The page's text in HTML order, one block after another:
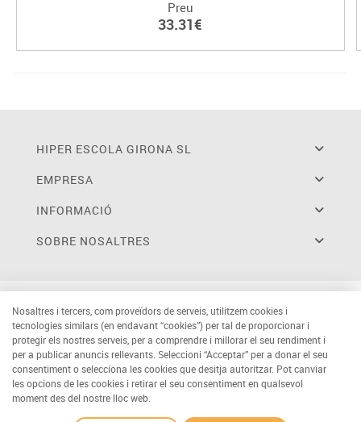
Preu
33.31€
HIPER ESCOLA GIRONA SL
EMPRESA
INFORMACIÓ
SOBRE NOSALTRES
Nosaltres i tercers, com proveïdors de serveis, utilitzem cookies i
tecnologies similars (en endavant “cookies”) per tal de proporcionar i
protegir els nostres serveis, per a comprendre i millorar el seu rendiment i
per a publicar anuncis rellevants. Seleccioni “Acceptar” per a donar el seu
consentiment o selecciona les cookies que desitja autoritzar. Pot canviar
les opcions de les cookies i retirar el seu consentiment en qualsevol
moment des del nostre lloc web.